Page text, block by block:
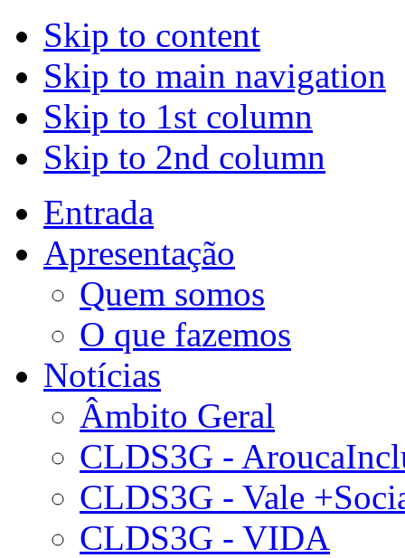
Skip to content
Skip to main navigation
Skip to 1st column
Skip to 2nd column
Entrada
Apresentação
Quem somos
O que fazemos
Notícias
Âmbito Geral
CLDS3G -
CLDS3G - Vale
CLDS3G - VIDA